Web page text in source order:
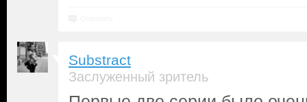
Substract
Заслуженный зритель